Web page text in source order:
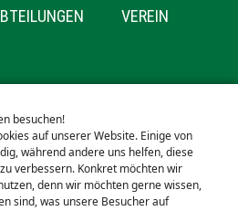
VEREIN
besuchen!
auf unserer Website. Einige von
während andere uns helfen, diese
verbessern. Konkret möchten wir
denn wir möchten gerne wissen,
sind, was unsere Besucher auf